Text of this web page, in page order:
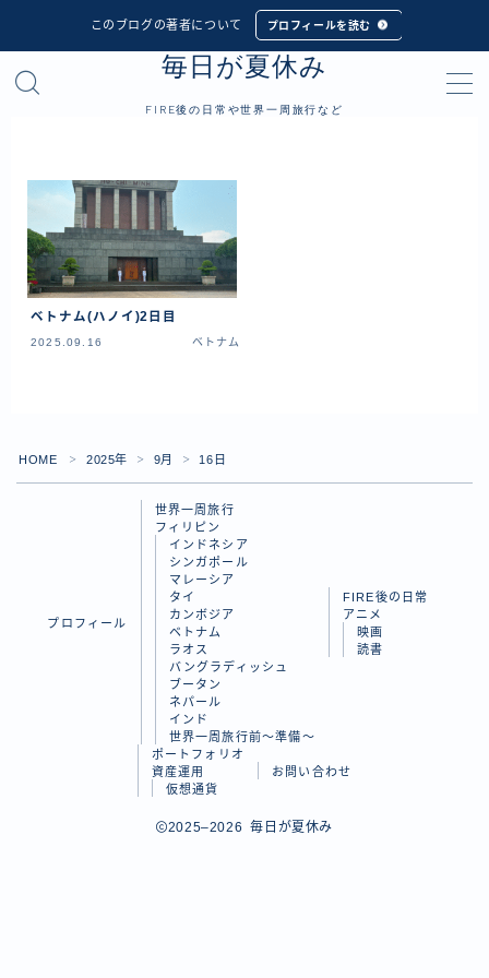
このブログの著者について プロフィールを読む
毎日が夏休み
FIRE後の日常や世界一周旅行など
MENU
世界一周旅行
フィリピン
インドネシア
シンガポール
バングラディッシュ
ネパール
世界一周旅行前～準備～
ベトナム(ハノイ)2日目
2025.09.16 ベトナム
HOME ＞ 2025年 ＞ 9月 ＞ 16日
プロフィール
世界一周旅行
フィリピン
インドネシア
シンガポール
マレーシア
タイ
カンボジア
ベトナム
ラオス
バングラディッシュ
ブータン
ネパール
インド
世界一周旅行前～準備～
FIRE後の日常
アニメ
映画
読書
ポートフォリオ
資産運用
仮想通貨
お問い合わせ
2025–2026 毎日が夏休み